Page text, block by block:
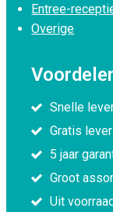
Entree-
Overige
Snelle
Gratis
5 jaar
Groot
Uit